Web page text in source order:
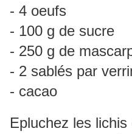
- 4 oeufs
- 100 g de sucre
- 250 g de
- 2 sablés par
- cacao
Epluchez les